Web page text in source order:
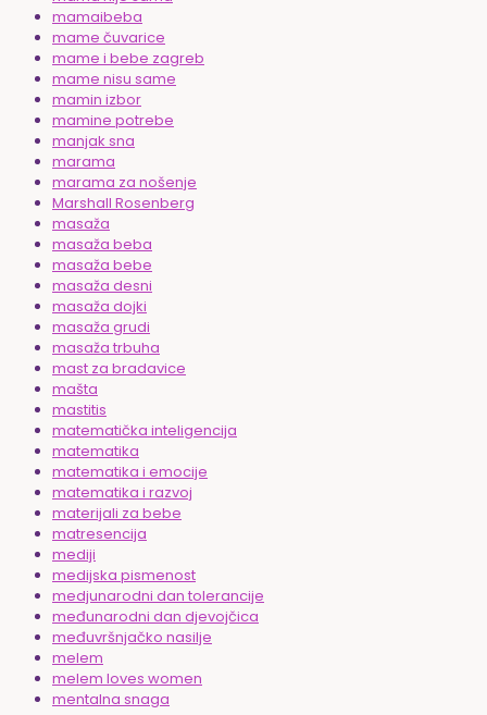
mamaibeba
mame čuvarice
mame i bebe zagreb
mame nisu same
mamin izbor
mamine potrebe
manjak sna
marama
marama za nošenje
Marshall Rosenberg
masaža
masaža beba
masaža bebe
masaža desni
masaža dojki
masaža grudi
masaža trbuha
mast za bradavice
mašta
mastitis
matematička inteligencija
matematika
matematika i emocije
matematika i razvoj
materijali za bebe
matresencija
mediji
medijska pismenost
medjunarodni dan tolerancije
međunarodni dan djevojčica
međuvršnjačko nasilje
melem
melem loves women
mentalna snaga